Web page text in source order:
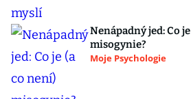
Nenápadný jed: Co
misogynie?
Moje Psychologie